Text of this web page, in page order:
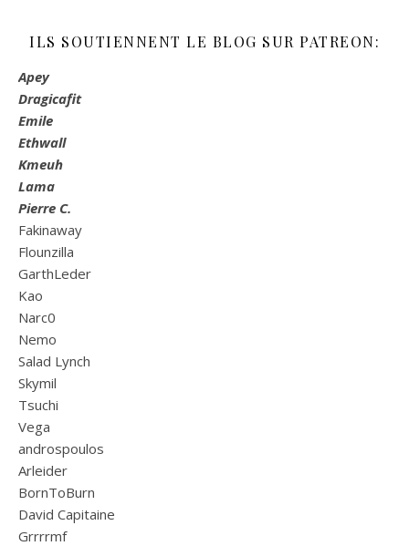
ILS SOUTIENNENT LE BLOG SUR PATREON:
Apey
Dragicafit
Emile
Ethwall
Kmeuh
Lama
Pierre C.
Fakinaway
Flounzilla
GarthLeder
Kao
Narc0
Nemo
Salad Lynch
Skymil
Tsuchi
Vega
androspoulos
Arleider
BornToBurn
David Capitaine
Grrrrmf